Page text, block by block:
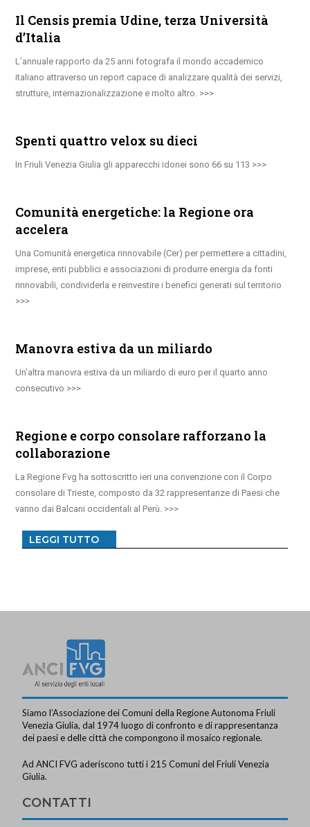
Il Censis premia Udine, terza Università
d’Italia
L’annuale rapporto da 25 anni fotografa il mondo accademico
italiano attraverso un report capace di analizzare qualità dei servizi,
strutture, internazionalizzazione e molto altro.
Spenti quattro velox su dieci
In Friuli Venezia Giulia gli apparecchi idonei sono 66 su 113
Comunità energetiche: la Regione ora
accelera
Una Comunità energetica rinnovabile (Cer) per permettere a cittadini,
imprese, enti pubblici e associazioni di produrre energia da fonti
rinnovabili, condividerla e reinvestire i benefici generati sul territorio
Manovra estiva da un miliardo
Un’altra manovra estiva da un miliardo di euro per il quarto anno
consecutivo
Regione e corpo consolare rafforzano la
collaborazione
La Regione Fvg ha sottoscritto ieri una convenzione con il Corpo
consolare di Trieste, composto da 32 rappresentanze di Paesi che
vanno dai Balcani occidentali al Perù.
LEGGI TUTTO
Siamo l’Associazione dei Comuni della Regione Autonoma Friuli
Venezia Giulia, dal 1974 luogo di confronto e di rappresentanza
dei paesi e delle città che compongono il mosaico regionale.
Ad ANCI FVG aderiscono tutti i 215 Comuni del Friuli Venezia
Giulia.
CONTATTI